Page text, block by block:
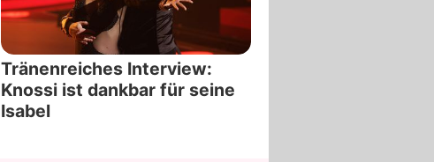
Tränenreiches Interview:
Knossi ist dankbar für seine
Isabel